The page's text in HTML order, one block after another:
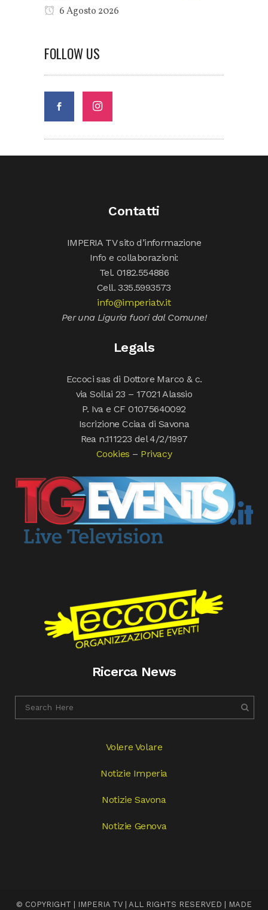
6 Agosto 2026
FOLLOW US
Contatti
IMPERIA TV sito d’informazione
Info e collaborazioni:
Tel. 0182.554886
Cell. 335.5993573
info@imperiatv.it
Per una Liguria fuori dal Comune!
Legals
Eccoci sas di Dottore Marco & c.
via Sollai 23 – 17021 Alassio
P. Iva e CF 01075640092
Iscrizione Cciaa di Savona
Rea n.111223 del 4/2/1997
Cookies – Privacy
Ricerca News
Volere Volare
Notizie Imperia
Notizie Savona
Notizie Genova
© COPYRIGHT | IMPERIA TV | ALL RIGHTS RESERVED | MADE